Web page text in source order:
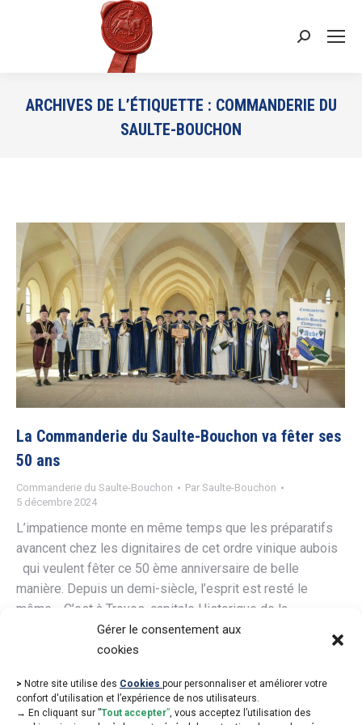
Gérer le consentement aux
cookies
> Notre site utilise des Cookies pour personnaliser et améliorer votre
confort d'utilisation et l’expérience de nos utilisateurs.
→ En cliquant sur ”Tout accepter”, vous acceptez l’utilisation des
Recherche
ARCHIVES DE L’ÉTIQUETTE : COMMANDERIE DU
SAULTE-BOUCHON
La Commanderie du Saulte-Bouchon va fêter ses
50 ans
Commanderie du Saulte-Bouchon Par Saulte-Bouchon
5 décembre 2024
L’impatience monte en même temps que les préparatifs
avancent chez les dignitaires de cet ordre vinique aubois
qui veulent fêter ce 50 ème anniversaire de belle
manière. Depuis un demi-siècle, l’esprit est resté le
même. C’est à Troyes, capitale Historique de la
Champagne, que sera fêté, le 1er Février 2025, le
cinquantième anniversaire de…